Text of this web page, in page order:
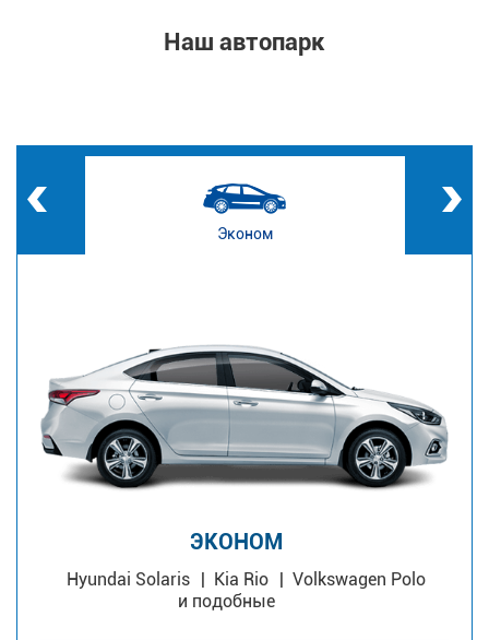
Наш автопарк
Эконом
ЭКОНОМ
Hyundai Solaris Kia Rio
Volkswagen Polo
и подобные